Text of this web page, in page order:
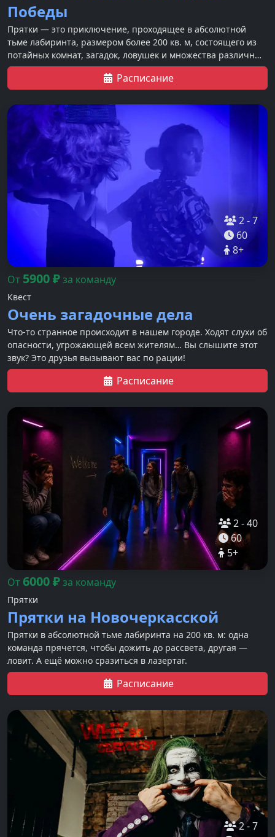
Победы
Прятки — это приключение, проходящее в абсолютной
тьме лабиринта, размером более 200 кв. м, состоящего из
потайных комнат, загадок, ловушек и множества различных
спецэффектов.
Расписание
2-7
60
8+
От 5900₽за команду
Квест
Очень загадочные дела
Что-то странное происходит в нашем городе. Ходят слухи об
опасности, угрожающей всем жителям… Вы слышите этот
звук? Это друзья вызывают вас по рации!
Расписание
2-40
60
5+
От6000₽за команду
Прятки
Прятки на Новочеркасской
Прятки в абсолютной тьме лабиринта на 200 кв. м: одна
команда прячется, чтобы дожить до рассвета, другая —
ловит. А ещё можно сразиться в лазертаг.
Расписание
2-7